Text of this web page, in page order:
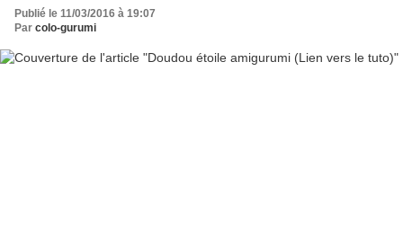
Publié le 11/03/2016 à 19:07
Par colo-gurumi